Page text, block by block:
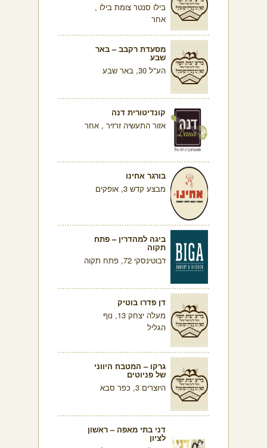
בילו סנטר צומת בילו ,
אחר
מסעדת רקבב – באר
שבע
הע"ל 30, באר שבע
קונדיטורית דנה
אזור התעשיה זרזיר , אחר
בורגר אחינו
מבצע קדש 3, אופקים
ביגה למהדרין – פתח
תקוה
ז'בוטינסקי 72, פתח תקוה
דן פדרו בוטיק
מעלה יצחק 13, נוף
הגליל
גרקו – המטבח היווני
של פניוטים
היוצרים 3, כפר סבא
דני בתי מאפה – ראשון
לציון